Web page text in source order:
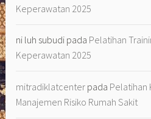
Keperawatan 2025
ni luh subudi pada Pelatihan
Keperawatan 2025
mitradiklatcenter pada Pelatihan
Manajemen Risiko Rumah Sakit